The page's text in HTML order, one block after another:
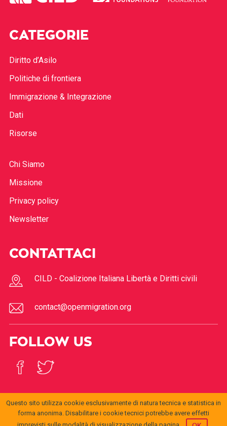
CATEGORIE
Diritto d’Asilo
Politiche di frontiera
Immigrazione & Integrazione
Dati
Risorse
Chi Siamo
Missione
Privacy policy
Newsletter
CONTATTACI
CILD - Coalizione Italiana Libertà e Diritti civili
contact@openmigration.org
FOLLOW US
openmigration.orgbyCILDis licensed under aCreative © 2017Open
Questo sito utilizza cookie esclusivamente di natura tecnica e statistica in
forma anonima. Disabilitare i cookie tecnici potrebbe avere effetti